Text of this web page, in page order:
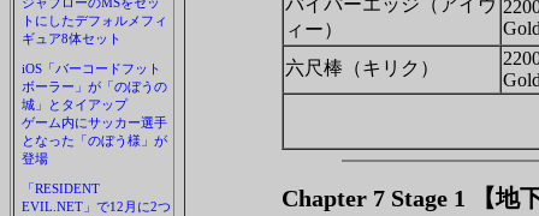
トにしたデフォルメフィ
ギュア8体セット
iOS「バーコードフット
ボーラー」が「のぼうの
城」とタイアップ
ゲーム内にサッカー選手
となった「のぼう様」が
登場
「RESIDENT
EVIL.NET」で12月に2つ
バイパーエッジ（アイヴ
ィー）
六尺棒（キリク）
Chapter 7 Stage 1 【地